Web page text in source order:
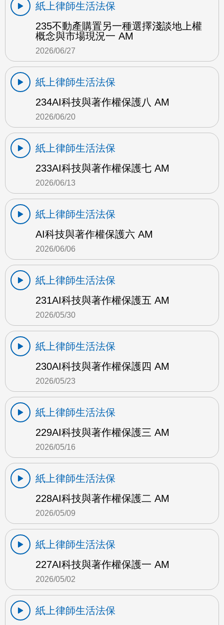
紙上律師生活法保
235不動產購置另一種選擇淺談地上權
概念與市場現況一 AM
2026/06/27
紙上律師生活法保
234AI科技與著作權保護八 AM
2026/06/20
紙上律師生活法保
233AI科技與著作權保護七 AM
2026/06/13
紙上律師生活法保
AI科技與著作權保護六 AM
2026/06/06
紙上律師生活法保
231AI科技與著作權保護五 AM
2026/05/30
紙上律師生活法保
230AI科技與著作權保護四 AM
2026/05/23
紙上律師生活法保
229AI科技與著作權保護三 AM
2026/05/16
紙上律師生活法保
228AI科技與著作權保護二 AM
2026/05/09
紙上律師生活法保
227AI科技與著作權保護一 AM
2026/05/02
紙上律師生活法保